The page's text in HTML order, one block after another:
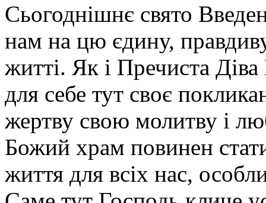
Сьогоднішнє свято
нам на цю єдину,
житті. Як і Пречиста
для себе тут своє
жертву свою молитву і
Божий храм повинен
життя для всіх нас,